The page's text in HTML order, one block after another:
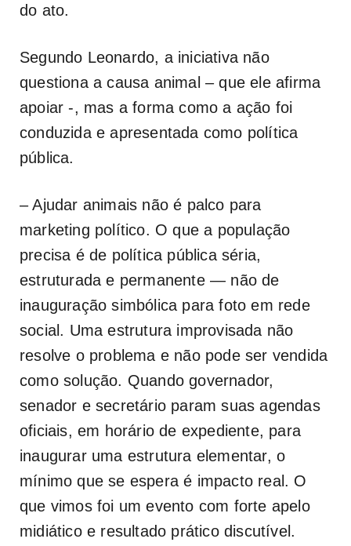
do ato.
Segundo Leonardo, a iniciativa não
questiona a causa animal – que ele afirma
apoiar -, mas a forma como a ação foi
conduzida e apresentada como política
pública.
– Ajudar animais não é palco para
marketing político. O que a população
precisa é de política pública séria,
estruturada e permanente — não de
inauguração simbólica para foto em rede
social. Uma estrutura improvisada não
resolve o problema e não pode ser vendida
como solução. Quando governador,
senador e secretário param suas agendas
oficiais, em horário de expediente, para
inaugurar uma estrutura elementar, o
mínimo que se espera é impacto real. O
que vimos foi um evento com forte apelo
midiático e resultado prático discutível.